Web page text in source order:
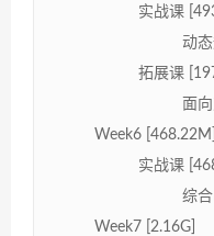
实战课
动
拓展课
面
Week6 [468.22M]
实战课
综
Week7 [2.16G]